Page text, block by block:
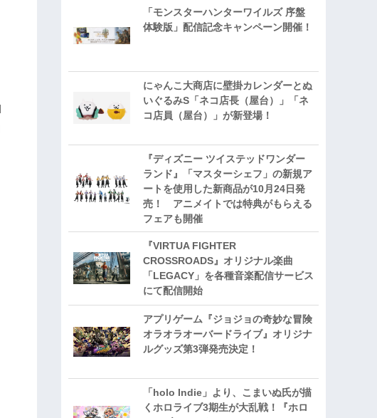
「モンスターハンターワイルズ 序盤
体験版」配信記念キャンペーン開催！
にゃんこ大商店に壁掛カレンダーとぬ
いぐるみS「ネコ店長（屋台）」「ネ
コ店員（屋台）」が新登場！
『ディズニー ツイステッドワンダー
ランド』「マスターシェフ」の新規ア
ートを使用した新商品が10月24日発
売！ アニメイトでは特典がもらえる
フェアも開催
『VIRTUA FIGHTER
CROSSROADS』オリジナル楽曲
「LEGACY」を各種音楽配信サービス
にて配信開始
アプリゲーム『ジョジョの奇妙な冒険
オラオラオーバードライブ』オリジナ
ルグッズ第3弾発売決定！
「holo Indie」より、こまいぬ氏が描
くホロライブ3期生が大乱戦！『ホロ